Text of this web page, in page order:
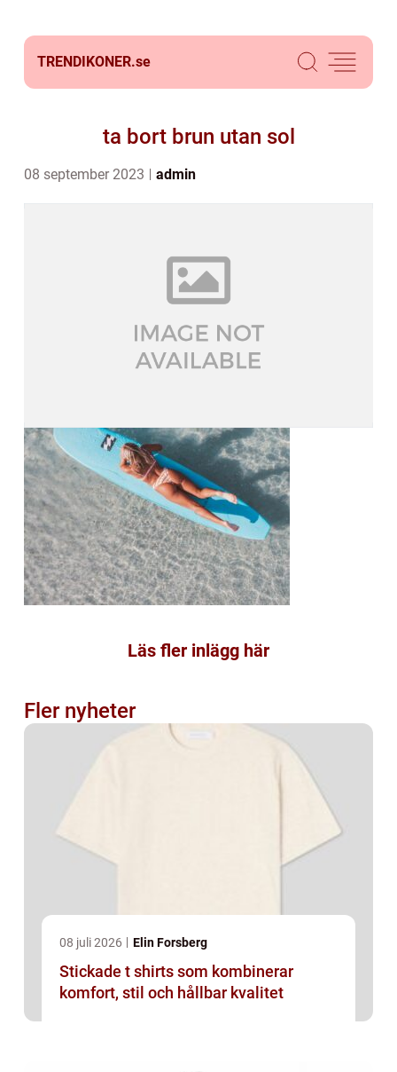
TRENDIKONER.se
ta bort brun utan sol
08 september 2023 admin
Läs fler inlägg här
Fler nyheter
08 juli 2026 Elin Forsberg
Stickade t shirts som kombinerar
komfort, stil och hållbar kvalitet